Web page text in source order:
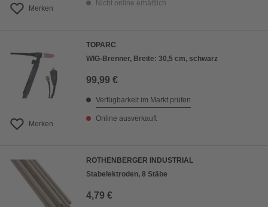
Merken
Nicht online erhältlich
Merken
TOPARC
WIG-Brenner, Breite: 30,5 cm, schwarz
99,99 €
Verfügbarkeit im Markt prüfen
Online ausverkauft
ROTHENBERGER INDUSTRIAL
Stabelektroden, 8 Stäbe
4,79 €